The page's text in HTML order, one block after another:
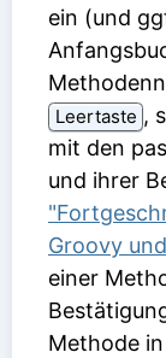
ein (und
Leertaste ,
mit den
und ihrer
Groovy
einer
Methode